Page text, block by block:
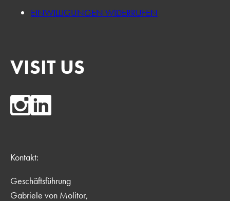
EINWILLIGUNGEN WIDERRUFEN
VISIT US
Kontakt:
Geschäftsführung
Gabriele von Molitor,